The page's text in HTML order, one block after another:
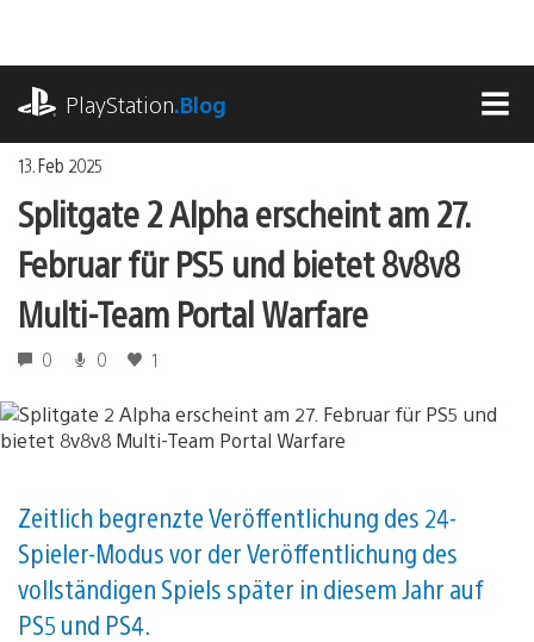
springen
PlayStation.Blog
13. Feb 2025
Splitgate 2 Alpha erscheint am 27.
Februar für PS5 und bietet 8v8v8
Multi-Team Portal Warfare
0 0 1
Zeitlich begrenzte Veröffentlichung des 24-
Spieler-Modus vor der Veröffentlichung des
vollständigen Spiels später in diesem Jahr auf
PS5 und PS4.